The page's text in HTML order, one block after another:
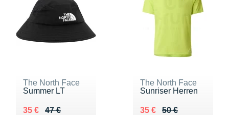
The North Face
Summer LT
47 €
Au lieu de 47 €
35 €
Vendu 35 €
The North Face
Sunriser Herren
50 €
Au lieu de 50 €
35 €
Vendu 35 €